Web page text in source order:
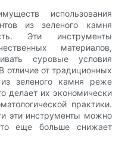
использования
из зеленого камня
Эти инструменты
материалов,
суровые условия
отличие от традиционных
зеленого камня реже
делает их экономически
практики.
эти инструменты можно
еще больше снижает